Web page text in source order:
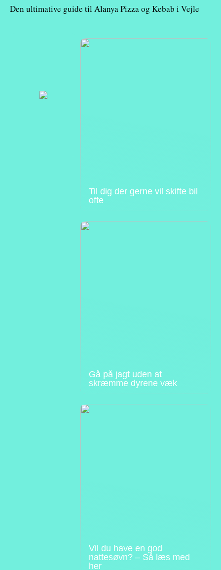
Den ultimative guide til Alanya Pizza og Kebab i Vejle
Til dig der gerne vil skifte bil
ofte
Gå på jagt uden at
skræmme dyrene væk
Vil du have en god
nattesøvn? – Så læs med
her